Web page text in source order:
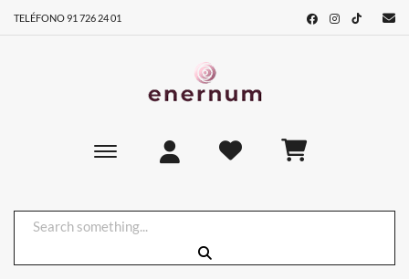
TELÉFONO 91 726 24 01
Toggle main navigation